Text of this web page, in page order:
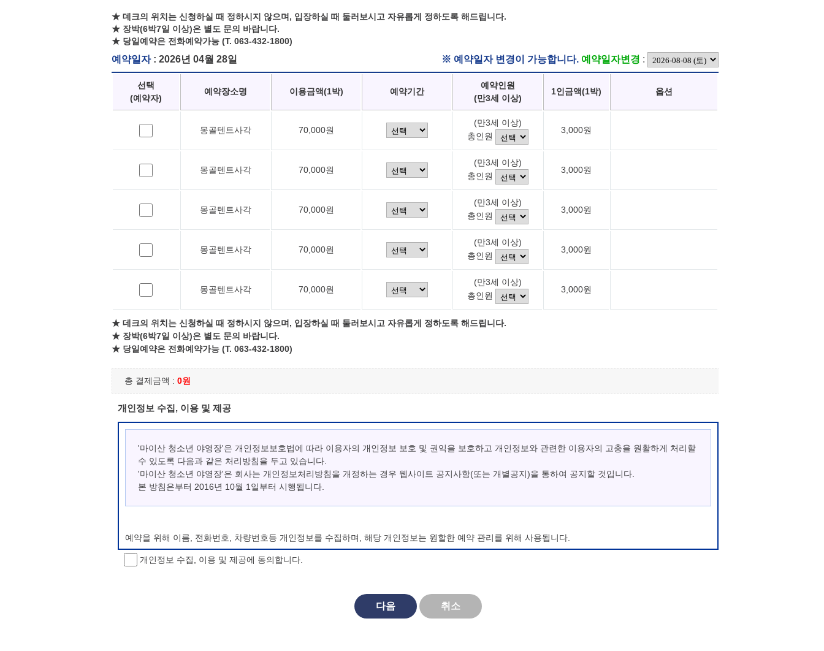
★ 데크의 위치는 신청하실 때 정하시지 않으며, 입장하실 때 둘러보시고 자유롭게 정하도록 해드립니다.
★ 장박(6박7일 이상)은 별도 문의 바랍니다.
★ 당일예약은 전화예약가능 (T. 063-432-1800)
예약일자: 2026년 04월 28일 ※ 예약일자 변경이 가능합니다. 예약일자변경 :
선택
(예약자)
예약장소명 이용금액(1박) 예약기간
예약인원
(만3세 이상)
1인금액(1박) 옵션
몽골텐트사각 70,000원
(만3세 이상)
총인원
3,000원
몽골텐트사각 70,000원
(만3세 이상)
총인원
3,000원
몽골텐트사각 70,000원
(만3세 이상)
총인원
3,000원
몽골텐트사각 70,000원
(만3세 이상)
총인원
3,000원
몽골텐트사각 70,000원
(만3세 이상)
총인원
3,000원
★ 데크의 위치는 신청하실 때 정하시지 않으며, 입장하실 때 둘러보시고 자유롭게 정하도록 해드립니다.
★ 장박(6박7일 이상)은 별도 문의 바랍니다.
★ 당일예약은 전화예약가능 (T. 063-432-1800)
총 결제금액 : 0원
개인정보 수집, 이용 및 제공
'마이산 청소년 야영장'은 개인정보보호법에 따라 이용자의 개인정보 보호 및 권익을 보호하고 개인정보와 관련한 이용자의 고충을 원활하게 처리할
수 있도록 다음과 같은 처리방침을 두고 있습니다.
'마이산 청소년 야영장'은 회사는 개인정보처리방침을 개정하는 경우 웹사이트 공지사항(또는 개별공지)을 통하여 공지할 것입니다.
본 방침은부터 2016년 10월 1일부터 시행됩니다.
예약을 위해 이름, 전화번호, 차량번호등 개인정보를 수집하며, 해당 개인정보는 원할한 예약 관리를 위해 사용됩니다.
개인정보 처리방침 변경
개인정보 수집, 이용 및 제공에 동의합니다.
다음 취소